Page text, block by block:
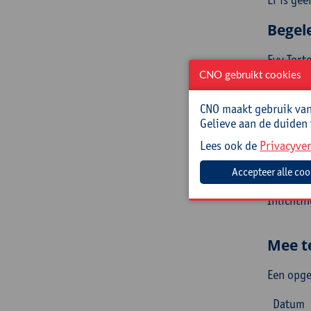
Evy
Jouw
Mee
Een
Datum
CNO gebruikt cookies
CNO maakt gebruik
Gelieve aan de
Lees ook de